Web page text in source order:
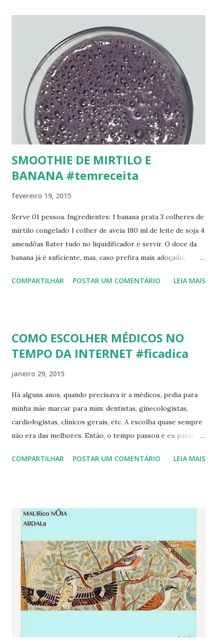
academia de boxe (de um gueto de um bairro negro de
Chicago) nos mínimos detalhes: desde como chegou ao
bairro, à academia ( gym ), ao seu inesperado envolvimento
com o boxe, que o chegou a questionar, até mesmo, sua vida
de pesquisador. Nas paredes do gym mensagens positivas
de discursos cheios de emoção para motivar os jovens
aspirantes ao pugilismo ocupavam todos os lugares,
juntamento com as fotografias de grandes astros, ...
SMOOTHIE DE MIRTILO E
BANANA #temreceita
fevereiro 19, 2015
Serve 01 pessoa. Ingredientes: 1 banana prata 3 colheres de
mirtilo congelado 1 colher de aveia 180 ml de leite de soja 4
amendôas Bater tudo no liquidificador e servir. O doce da
banana já é suficiente, mas, caso prefira mais adoçado,
mel para veganos).
COMPARTILHAR POSTAR UM COMENTÁRIO LEIA MAIS
COMO ESCOLHER MÉDICOS NO
TEMPO DA INTERNET #ficadica
janeiro 29, 2015
Há alguns anos, quando precisava ir a médicos, pedia para
minha mãe marcar para mim: dentistas, ginecologistas,
cardiologistas, clínicos gerais, etc. A escolha quase sempre
não era das melhores. Então, o tempo passou e eu passei a
consultas. Errei muito, mas aprendi a acertar. Acredito que
pontualidade, atenção, diagnóstico correto, por exemplo.
Muitas vezes ninguém conhece, algumas outras, com sorte,
é possível conseguir um profissional da saúde que não te
faça esperar horas, atenda com atenção e examine seu
problema. Minha pior experiência foi depois de passar por
cinco médicos com uma rinite e crise alérgica que não
passava e, que, por conta dela desfrutei algumas
madrugadas em emergências, com injeções e soros
COMPARTILHAR POSTAR UM COMENTÁRIO LEIA MAIS